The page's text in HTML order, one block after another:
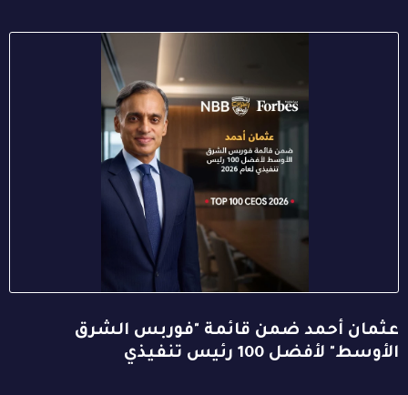
عثمان أحمد ضمن قائمة "فوربس الشرق
الأوسط" لأفضل 100 رئيس تنفيذي